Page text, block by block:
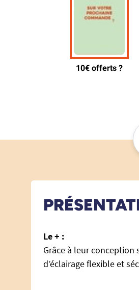
Le + :
Grâce à leur
d’éclairage flexible et